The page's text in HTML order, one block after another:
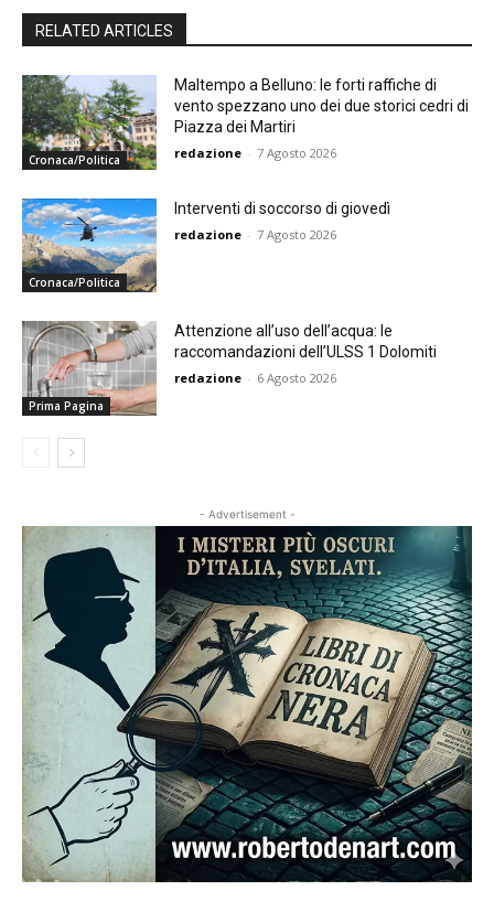
RELATED ARTICLES
Cronaca/Politica
Maltempo a Belluno: le forti raffiche di
vento spezzano uno dei due storici cedri di
Piazza dei Martiri
redazione - 7 Agosto 2026
Cronaca/Politica
Interventi di soccorso di giovedì
redazione - 7 Agosto 2026
Prima Pagina
Attenzione all’uso dell’acqua: le
raccomandazioni dell’ULSS 1 Dolomiti
redazione - 6 Agosto 2026
- Advertisement -